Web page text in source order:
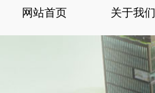
网站首页 关于我们